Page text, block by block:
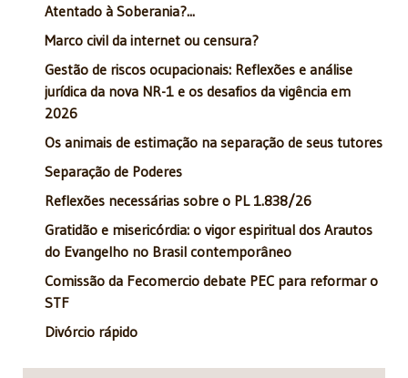
Atentado à Soberania?...
Marco civil da internet ou censura?
Gestão de riscos ocupacionais: Reflexões e análise
jurídica da nova NR-1 e os desafios da vigência em
2026
Os animais de estimação na separação de seus tutores
Separação de Poderes
Reflexões necessárias sobre o PL 1.838/26
Gratidão e misericórdia: o vigor espiritual dos Arautos
do Evangelho no Brasil contemporâneo
Comissão da Fecomercio debate PEC para reformar o
STF
Divórcio rápido